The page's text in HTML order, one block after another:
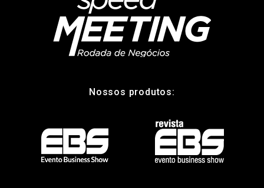
Nossos produtos: